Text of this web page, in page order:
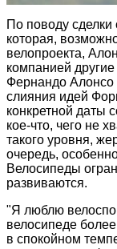
По поводу
которая,
велопроекта,
компанией
Фернандо Алонсо
слияния идей
конкретной даты
кое-что, чего не
такого уровня,
очередь,
Велосипеды
развиваются.
"Я люблю
велосипеде
в спокойном